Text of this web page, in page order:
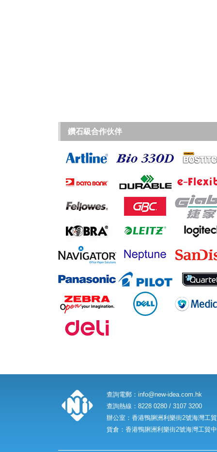
鑽石級合作伙伴
查詢電郵： info@new-idea.com.hk
查詢熱線：8228 0280 / 3107 3200
辦公室：香港鴨脷洲利樂街2號海灣工
貨倉：香港鴨脷洲利樂街2號海灣工貿